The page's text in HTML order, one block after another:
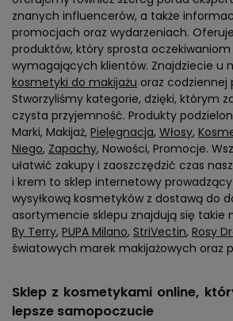
znanych influencerów, a także
promocjach oraz wydarzeniach.
produktów, który sprosta oczekiwaniom
wymagających klientów. Znajdziecie u
kosmetyki do makijażu oraz codziennej
Stworzyliśmy kategorie, dzięki, którym
czysta przyjemność. Produkty
Marki, Makijaż, Pielęgnacja, Włosy,
Niego, Zapachy, Nowości, Promocje.
ułatwić zakupy i zaoszczędzić czas
i krem to sklep internetowy
wysyłkową kosmetyków z dostawą do
asortymencie sklepu znajdują się takie
By Terry, PUPA Milano, StriVectin, Rosy
światowych marek makijażowych oraz
Sklep z kosmetykami online,
lepsze samopoczucie